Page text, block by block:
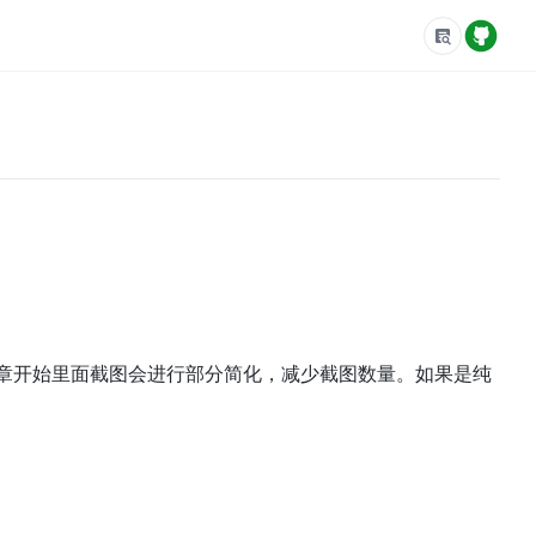
始里面截图会进行部分简化，减少截图数量。如果是纯